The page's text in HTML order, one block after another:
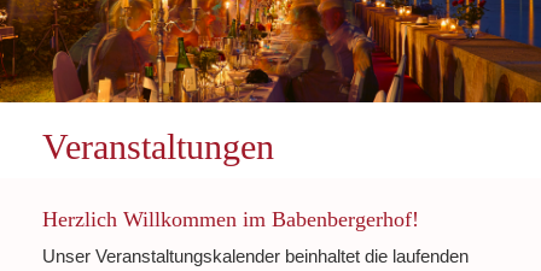
Veranstaltungen
Herzlich Willkommen im Babenbergerhof!
Unser Veranstaltungskalender beinhaltet die laufenden